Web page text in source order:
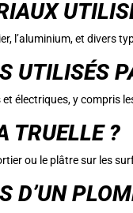
l’aluminium, et divers
UTILISÉS
électriques, y compris
TRUELLE ?
ou le plâtre sur les
D’UN